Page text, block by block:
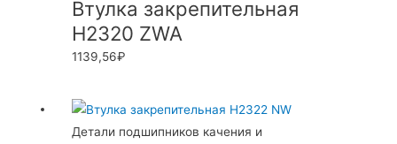
Втулка закрепительная
H2320 ZWA
1139,56₽
Детали подшипников качения и